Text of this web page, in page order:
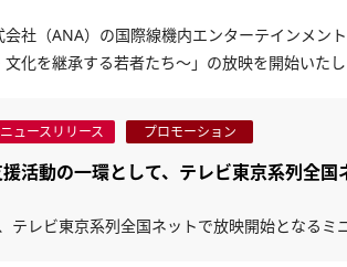
社（ANA）の国際線機内エンターテインメン
化を継承する若者たち～」の放映を開始いたし
ニュースリリース プロモーション
活動の一環として、テレビ東京系列全
テレビ東京系列全国ネットで放映開始となるミ